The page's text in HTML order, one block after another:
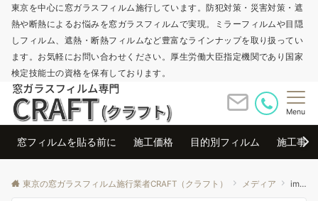
東京を中心に窓ガラスフィルム施行しています。防犯対策・災害対策・遮
熱や断熱によるお悩みを窓ガラスフィルムで実現。ミラーフィルムや目隠
しフィルム、遮熱・断熱フィルムなど豊富なラインナップを取り扱ってい
ます。お気軽にお問い合わせください。厚生労働大臣指定機関であり国家
検定技能士の資格を保有しております。
Menu
窓フィルムを貼る前に 施工価格 目的別フィルム 施工事例
東京の窓ガラスフィルム施行業者CRAFT（クラフト） メディア img_8221